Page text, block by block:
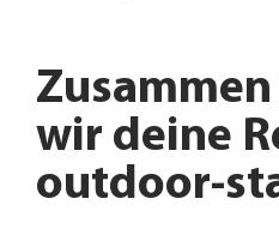
wir deine
outdoor-